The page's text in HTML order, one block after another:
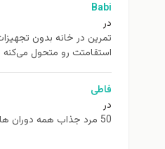
Babi
در
استقامتت رو متحول می‌کنه
فاطی
در
50 مرد جذاب همه دوران ها